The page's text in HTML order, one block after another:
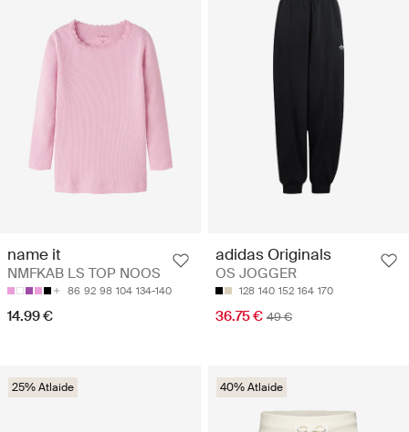
name it
NMFKAB LS TOP NOOS
86 92 98 104 134-140
14.99 €
adidas Originals
OS JOGGER
128 140 152 164 170
36.75 € 49 €
25% Atlaide 40% Atlaide